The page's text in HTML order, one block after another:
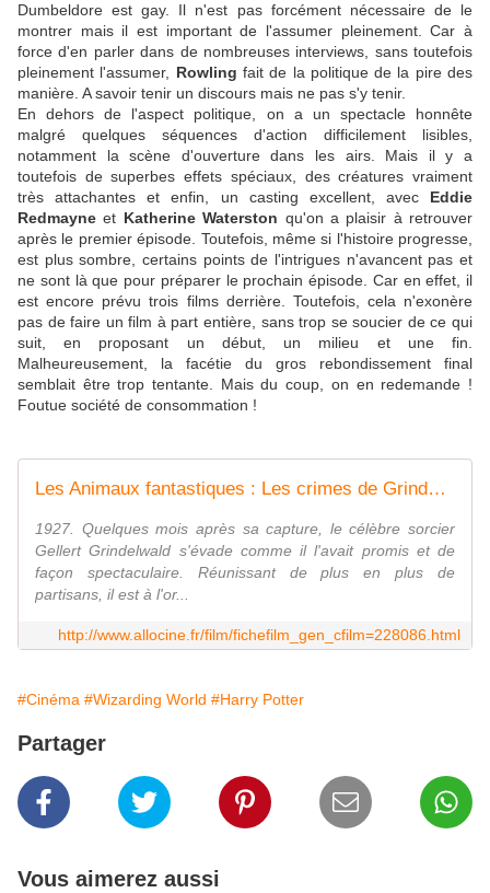
Dumbeldore est gay. Il n'est pas forcément nécessaire de le
montrer mais il est important de l'assumer pleinement. Car à
force d'en parler dans de nombreuses interviews, sans toutefois
pleinement l'assumer, Rowling fait de la politique de la pire des
manière. A savoir tenir un discours mais ne pas s'y tenir.
En dehors de l'aspect politique, on a un spectacle honnête
malgré quelques séquences d'action difficilement lisibles,
notamment la scène d'ouverture dans les airs. Mais il y a
toutefois de superbes effets spéciaux, des créatures vraiment
très attachantes et enfin, un casting excellent, avec Eddie
Redmayne et Katherine Waterston qu'on a plaisir à retrouver
après le premier épisode. Toutefois, même si l'histoire progresse,
est plus sombre, certains points de l'intrigues n'avancent pas et
ne sont là que pour préparer le prochain épisode. Car en effet, il
est encore prévu trois films derrière. Toutefois, cela n'exonère
pas de faire un film à part entière, sans trop se soucier de ce qui
suit, en proposant un début, un milieu et une fin.
Malheureusement, la facétie du gros rebondissement final
semblait être trop tentante. Mais du coup, on en redemande !
Foutue société de consommation !
Les Animaux fantastiques : Les crimes de Grindelwald
1927. Quelques mois après sa capture, le célèbre sorcier
Gellert Grindelwald s'évade comme il l'avait promis et de
façon spectaculaire. Réunissant de plus en plus de
partisans, il est à l'or...
http://www.allocine.fr/film/fichefilm_gen_cfilm=228086.html
#Cinéma #Wizarding World #Harry Potter
Partager
Vous aimerez aussi